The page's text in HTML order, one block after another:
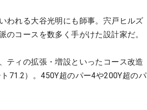
れる大谷光明にも師事。宍戸ヒルズ
コースを数多く手がけた設計家だ。
ティの拡張・増設といったコース改造
71.2）。450Y超のパー4や200Y超のパ